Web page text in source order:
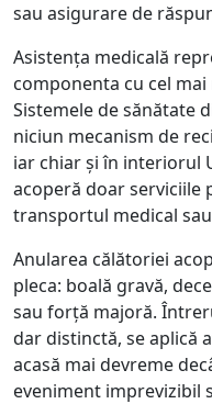
sau asigurare de
Asistența medicală
componenta cu cel
Sistemele de sănătate
niciun mecanism de
iar chiar și în interiorul
acoperă doar serviciile
transportul medical
Anularea călătoriei
pleca: boală gravă,
sau forță majoră.
dar distinctă, se aplică
acasă mai devreme
eveniment imprevizibil